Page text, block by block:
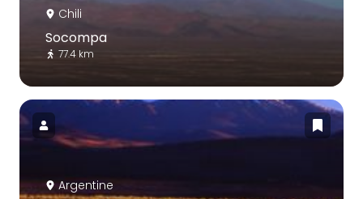
Chili
Socompa
77.4 km
Argentine